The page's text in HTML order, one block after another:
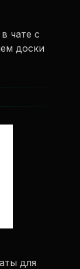
чате с
доски
для